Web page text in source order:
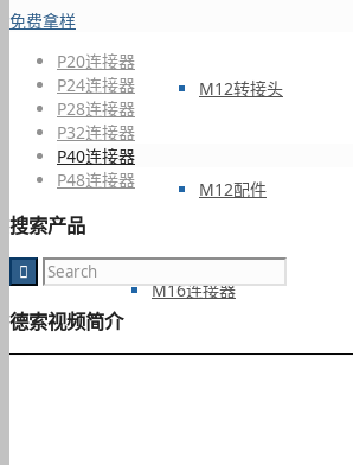
M12转接头
M12配件
M16连接器
免费拿样
P20连接器
P24连接器
P28连接器
P32连接器
P40连接器
P48连接器
搜索产品
德索视频简介